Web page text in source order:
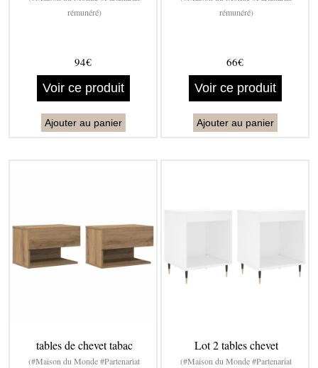
rémunéré)
94€
Voir ce produit
Ajouter au panier
rémunéré)
66€
Voir ce produit
Ajouter au panier
tables de chevet tabac
(#Maison du Monde #Partenariat
Lot 2 tables chevet
(#Maison du Monde #Partenariat